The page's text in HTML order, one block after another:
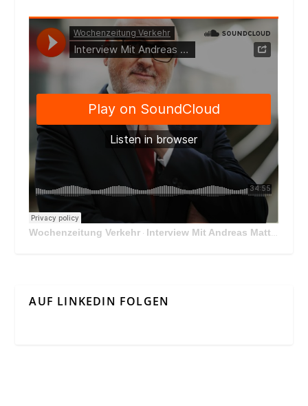
Wochenzeitung Verkehr · Interview Mit Andreas Matthä, CEO der ÖBB Holding
AUF LINKEDIN FOLGEN